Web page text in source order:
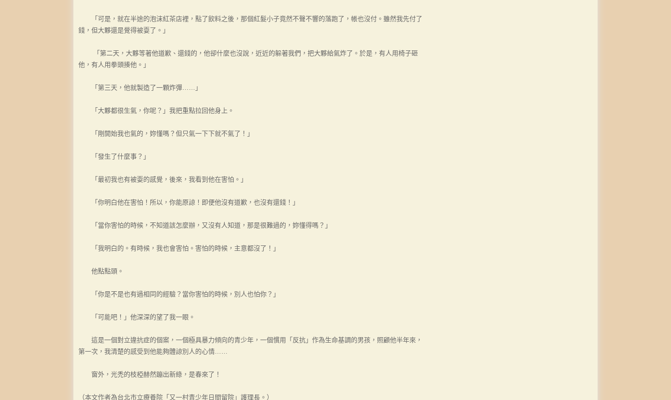
「可是，就在半途的泡沫紅茶店裡，點了飲料之後，那個紅髮小子竟然不聲不響的落跑了，帳也沒付。雖然我先付了
錢，但大夥還是覺得被耍了。」
「第二天，大夥等著他道歉、還錢的，他卻什麼也沒說，近近的躲著我們，把大夥給氣炸了。於是，有人用椅子砸
他，有人用拳頭揍他。」
「第三天，他就製造了一顆炸彈……」
「大夥都很生氣，你呢？」我把重點拉回他身上。
「剛開始我也氣的，妳懂嗎？但只氣一下下就不氣了！」
「發生了什麼事？」
「最初我也有被耍的感覺，後來，我看到他在害怕。」
「你明白他在害怕！所以，你能原諒！即便他沒有道歉，也沒有還錢！」
「當你害怕的時候，不知道該怎麼辦，又沒有人知道，那是很難過的，妳懂得嗎？」
「我明白的。有時候，我也會害怕。害怕的時候，主意都沒了！」
他點點頭。
「你是不是也有過相同的經驗？當你害怕的時候，別人也怕你？」
「可能吧！」他深深的望了我一眼。
這是一個對立違抗症的個案，一個極具暴力傾向的青少年，一個慣用「反抗」作為生命基調的男孩，照顧他半年來，
第一次，我清楚的感受到他能夠體諒別人的心情……
窗外，光禿的枝椏赫然蹦出新綠，是春來了！
（本文作者為台北市立療養院「又一村青少年日間留院」護理長。）